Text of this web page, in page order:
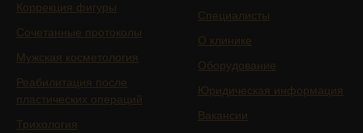
Коррекция фигуры
Сочетанные протоколы
Мужская косметология
Реабилитация после
пластических операций
Трихология
Специалисты
О клинике
Оборудование
Юридическая информация
Вакансии